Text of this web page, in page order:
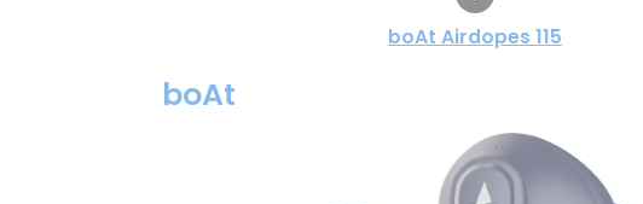
boAt Airdopes 115
boAt